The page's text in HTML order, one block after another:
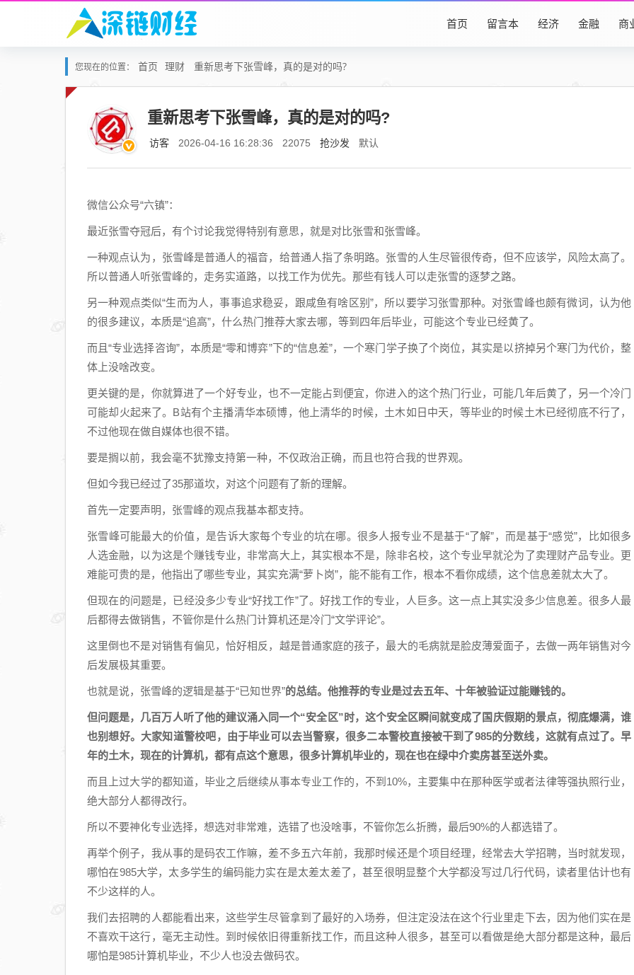
首页 留言本 经济 金融 商
您现在的位置： 首页 理财 重新思考下张雪峰，真的是对的吗?
重新思考下张雪峰，真的是对的吗?
访客 2026-04-16 16:28:36 22075 抢沙发 默认
微信公众号“六镇”：
最近张雪夺冠后，有个讨论我觉得特别有意思，就是对比张雪和张雪峰。
一种观点认为，张雪峰是普通人的福音，给普通人指了条明路。张雪的人生尽管很传奇，但不应该学，风险太高了。
所以普通人听张雪峰的，走务实道路，以找工作为优先。那些有钱人可以走张雪的逐梦之路。
另一种观点类似“生而为人，事事追求稳妥，跟咸鱼有啥区别”，所以要学习张雪那种。对张雪峰也颇有微词，认为他
的很多建议，本质是“追高”，什么热门推荐大家去哪，等到四年后毕业，可能这个专业已经黄了。
而且“专业选择咨询”，本质是“零和博弈”下的“信息差”，一个寒门学子换了个岗位，其实是以挤掉另个寒门为代价，整
体上没啥改变。
更关键的是，你就算进了一个好专业，也不一定能占到便宜，你进入的这个热门行业，可能几年后黄了，另一个冷门
可能却火起来了。B站有个主播清华本硕博，他上清华的时候，土木如日中天，等毕业的时候土木已经彻底不行了，
不过他现在做自媒体也很不错。
要是搁以前，我会毫不犹豫支持第一种，不仅政治正确，而且也符合我的世界观。
但如今我已经过了35那道坎，对这个问题有了新的理解。
首先一定要声明，张雪峰的观点我基本都支持。
张雪峰可能最大的价值，是告诉大家每个专业的坑在哪。很多人报专业不是基于“了解”，而是基于“感觉”，比如很多
人选金融，以为这是个赚钱专业，非常高大上，其实根本不是，除非名校，这个专业早就沦为了卖理财产品专业。更
难能可贵的是，他指出了哪些专业，其实充满“萝卜岗”，能不能有工作，根本不看你成绩，这个信息差就太大了。
但现在的问题是，已经没多少专业“好找工作”了。好找工作的专业，人巨多。这一点上其实没多少信息差。很多人最
后都得去做销售，不管你是什么热门计算机还是冷门“文学评论”。
这里倒也不是对销售有偏见，恰好相反，越是普通家庭的孩子，最大的毛病就是脸皮薄爱面子，去做一两年销售对今
后发展极其重要。
也就是说，张雪峰的逻辑是基于“已知世界”的总结。他推荐的专业是过去五年、十年被验证过能赚钱的。
但问题是，几百万人听了他的建议涌入同一个“安全区”时，这个安全区瞬间就变成了国庆假期的景点，彻底爆满，谁
也别想好。大家知道警校吧，由于毕业可以去当警察，很多二本警校直接被干到了985的分数线，这就有点过了。早
年的土木，现在的计算机，都有点这个意思，很多计算机毕业的，现在也在绿中介卖房甚至送外卖。
而且上过大学的都知道，毕业之后继续从事本专业工作的，不到10%，主要集中在那种医学或者法律等强执照行业，
绝大部分人都得改行。
所以不要神化专业选择，想选对非常难，选错了也没啥事，不管你怎么折腾，最后90%的人都选错了。
再举个例子，我从事的是码农工作嘛，差不多五六年前，我那时候还是个项目经理，经常去大学招聘，当时就发现，
哪怕在985大学，太多学生的编码能力实在是太差太差了，甚至很明显整个大学都没写过几行代码，读者里估计也有
不少这样的人。
我们去招聘的人都能看出来，这些学生尽管拿到了最好的入场券，但注定没法在这个行业里走下去，因为他们实在是
不喜欢干这行，毫无主动性。到时候依旧得重新找工作，而且这种人很多，甚至可以看做是绝大部分都是这种，最后
哪怕是985计算机毕业，不少人也没去做码农。